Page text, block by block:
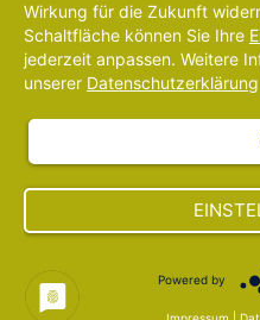
attraktive Preise geprüfte Qualität
Wirkung für die Zukunft
Schaltfläche können Sie Ihre
jederzeit anpassen. Weitere
unserer Datenschutzerklärung
Powered by